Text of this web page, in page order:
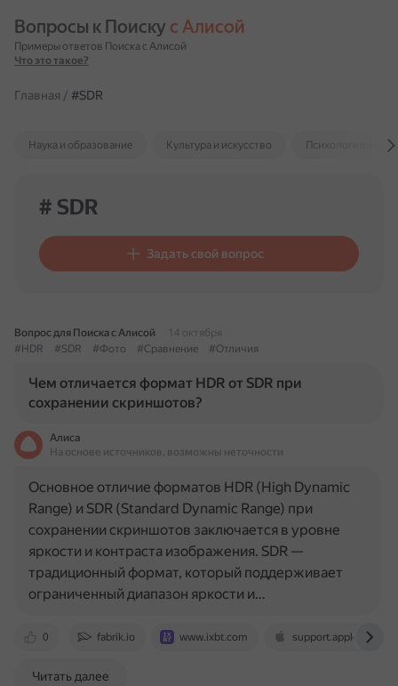
Вопросы к Поиску с Алисой
Примеры ответов Поиска с Алисой
Что это такое?
Главная / #SDR
Наука и образование Культура и искусство Психология и
# SDR
Задать свой вопрос
Вопрос для Поиска с Алисой
14 октября
#HDR
#SDR #Фото #Сравнение #Отличия
Чем отличается формат HDR от SDR при
сохранении скриншотов?
Алиса
На основе источников, возможны неточности
0 fabrik.io www.ixbt.com support.apple.com
Основное отличие форматов HDR (High Dynamic
Range) и SDR (Standard Dynamic Range) при
сохранении скриншотов заключается в уровне
яркости и контраста изображения. SDR —
традиционный формат, который поддерживает
ограниченный диапазон яркости и…
Читать далее